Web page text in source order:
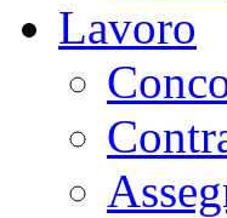
Lavoro